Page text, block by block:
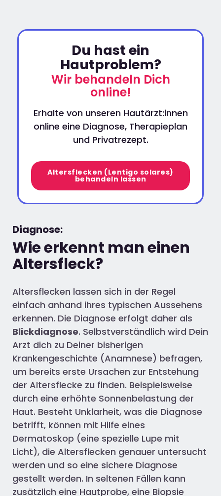
Du hast ein
Hautproblem?
Wir behandeln Dich
online!
Erhalte von unseren Hautärzt:innen
online eine Diagnose, Therapieplan
und Privatrezept.
Altersflecken (Lentigo solares)
behandeln lassen
Diagnose:
Wie erkennt man einen
Altersfleck?
Altersflecken lassen sich in der Regel
einfach anhand ihres typischen Aussehens
erkennen. Die Diagnose erfolgt daher als
Blickdiagnose. Selbstverständlich wird Dein
Arzt dich zu Deiner bisherigen
Krankengeschichte (Anamnese) befragen,
um bereits erste Ursachen zur Entstehung
der Altersflecke zu finden. Beispielsweise
durch eine erhöhte Sonnenbelastung der
Haut. Besteht Unklarheit, was die Diagnose
betrifft, können mit Hilfe eines
Dermatoskop (eine spezielle Lupe mit
Licht), die Altersflecken genauer untersucht
werden und so eine sichere Diagnose
gestellt werden. In seltenen Fällen kann
zusätzlich eine Hautprobe, eine Biopsie